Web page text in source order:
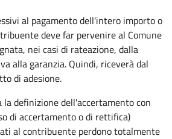
al pagamento dell'intero importo o
deve far pervenire al Comune
nei casi di rateazione, dalla
alla garanzia. Quindi, riceverà dal
di adesione.
definizione dell'accertamento con
di accertamento o di rettifica)
al contribuente perdono totalmente